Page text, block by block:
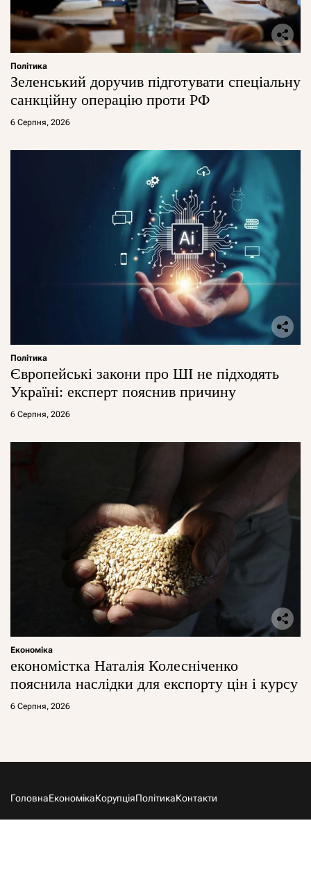
Політика
Зеленський доручив підготувати спеціальну
санкційну операцію проти РФ
6 Серпня, 2026
Політика
Європейські закони про ШІ не підходять
Україні: експерт пояснив причину
6 Серпня, 2026
Економіка
економістка Наталія Колесніченко
пояснила наслідки для експорту цін і курсу
6 Серпня, 2026
ГоловнаЕкономікаКорупціяПолітикаКонтакти